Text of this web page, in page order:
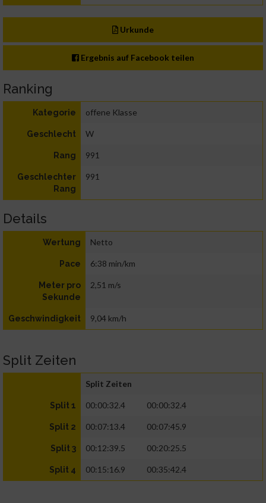
Urkunde
Ergebnis auf Facebook teilen
Ranking
Kategorie offene Klasse
Geschlecht W
Rang 991
Geschlechter
Rang
991
Details
Wertung Netto
Pace 6:38 min/km
Meter pro
Sekunde
2,51 m/s
Geschwindigkeit 9,04 km/h
Split Zeiten
Split Zeiten
Split 1 00:00:32.4 00:00:32.4
Split 2 00:07:13.4 00:07:45.9
Split 3 00:12:39.5 00:20:25.5
Split 4 00:15:16.9 00:35:42.4